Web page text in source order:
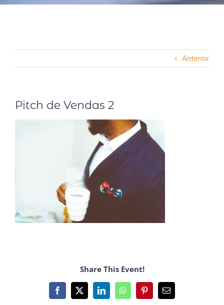
Anterior
Pitch de Vendas 2
Share This Event!